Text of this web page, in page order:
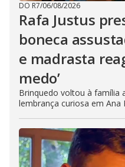
DO R7/06/08/2026
Rafa Justus
boneca
e madrasta
medo’
Brinquedo voltou à família
lembrança curiosa em Ana